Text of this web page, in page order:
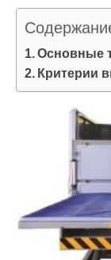
Основные
Критерии